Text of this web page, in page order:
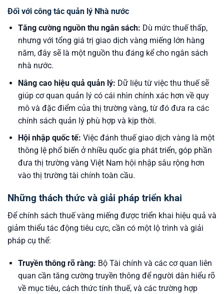
Đối với công tác quản lý Nhà nước
Tăng cường nguồn thu ngân sách: Dù mức thuế thấp,
nhưng với tổng giá trị giao dịch vàng miếng lớn hàng
năm, đây sẽ là một nguồn thu đáng kể cho ngân sách
nhà nước.
Nâng cao hiệu quả quản lý: Dữ liệu từ việc thu thuế sẽ
giúp cơ quan quản lý có cái nhìn chính xác hơn về quy
mô và đặc điểm của thị trường vàng, từ đó đưa ra các
chính sách quản lý phù hợp và kịp thời.
Hội nhập quốc tế: Việc đánh thuế giao dịch vàng là một
thông lệ phổ biến ở nhiều quốc gia phát triển, góp phần
đưa thị trường vàng Việt Nam hội nhập sâu rộng hơn
vào thị trường tài chính toàn cầu.
Những thách thức và giải pháp triển khai
Để chính sách thuế vàng miếng được triển khai hiệu quả và
giảm thiểu tác động tiêu cực, cần có một lộ trình và giải
pháp cụ thể:
Truyền thông rõ ràng: Bộ Tài chính và các cơ quan liên
quan cần tăng cường truyền thông để người dân hiểu rõ
về mục tiêu, cách thức tính thuế, và các trường hợp